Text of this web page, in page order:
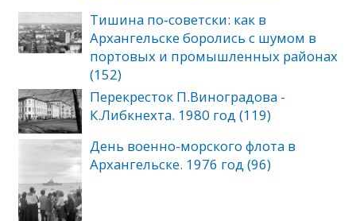
Тишина по‑советски: как в
Архангельске боролись с шумом в
портовых и промышленных районах
(152)
Перекресток П.Виноградова -
К.Либкнехта. 1980 год (119)
День военно-морского флота в
Архангельске. 1976 год (96)